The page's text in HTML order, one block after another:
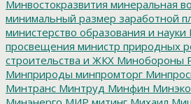
Минвостокразвития минеральная
минимальный размер заработной
министерство образования и
просвещения министр природных
строительства и ЖКХ Минобороны
Минприроды минпромторг
Минтранс Минтруд Минфин